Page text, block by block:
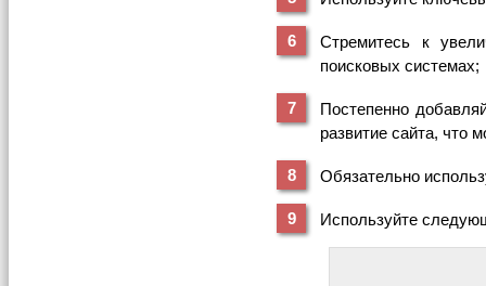
Стремитесь к
поисковых системах;
Постепенно
развитие сайта, что
Обязательно
Используйте